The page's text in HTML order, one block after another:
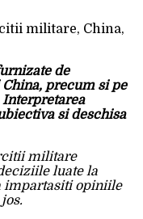
militare, China,
de
precum si pe
si deschisa
militare
luate la
impartasiti opiniile